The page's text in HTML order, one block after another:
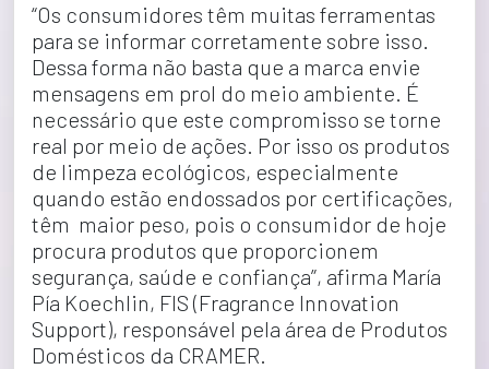
“Os consumidores têm muitas ferramentas
para se informar corretamente sobre isso.
Dessa forma não basta que a marca envie
mensagens em prol do meio ambiente. É
necessário que este compromisso se torne
real por meio de ações. Por isso os produtos
de limpeza ecológicos, especialmente
quando estão endossados por certificações,
têm  maior peso, pois o consumidor de hoje
procura produtos que proporcionem
segurança, saúde e confiança”, afirma María
Pía Koechlin, FIS (Fragrance Innovation
Support), responsável pela área de Produtos
Domésticos da CRAMER.